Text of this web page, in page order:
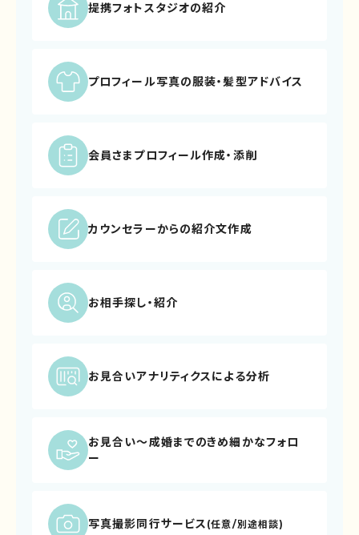
提携フォトスタジオの紹介
プロフィール写真の服装・髪型アドバイス
会員さまプロフィール作成・添削
カウンセラーからの紹介文作成
お相手探し・紹介
お見合いアナリティクスによる分析
お見合い～成婚までのきめ細かなフォロ
ー
写真撮影同行サービス (任意/別途相談)